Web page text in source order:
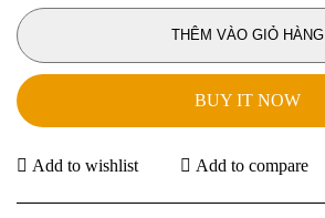
THÊM VÀO GIỎ HÀNG
BUY IT NOW
Add to wishlist Add to compare